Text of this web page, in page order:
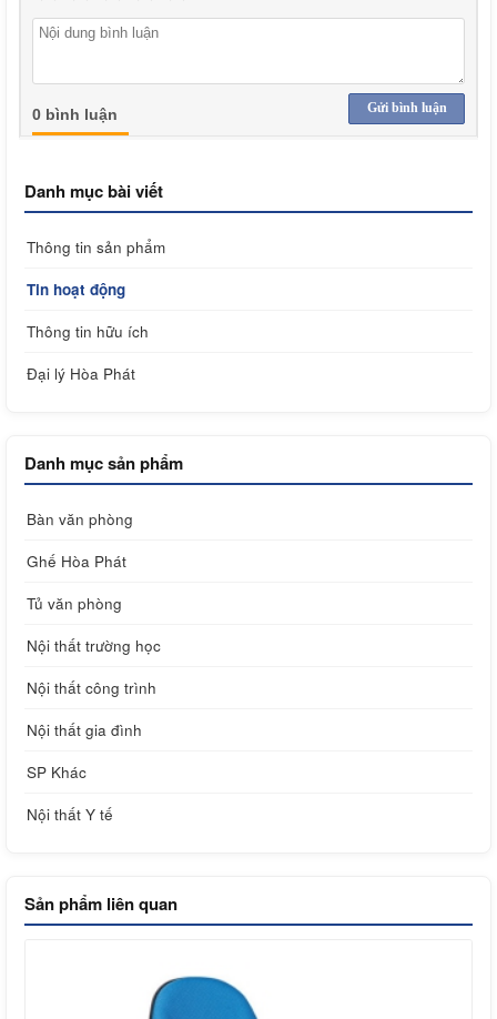
Gửi bình luận
0 bình luận
Danh mục bài viết
Thông tin sản phẩm
Tin hoạt động
Thông tin hữu ích
Đại lý Hòa Phát
Danh mục sản phẩm
Bàn văn phòng
Ghế Hòa Phát
Tủ văn phòng
Nội thất trường học
Nội thất công trình
Nội thất gia đình
SP Khác
Nội thất Y tế
Sản phẩm liên quan